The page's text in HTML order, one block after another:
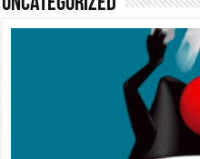
Nieuwe community manager Simon!